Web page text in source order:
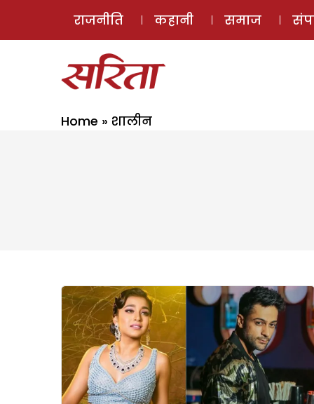
राजनीति कहानी समाज
Home » शालीन